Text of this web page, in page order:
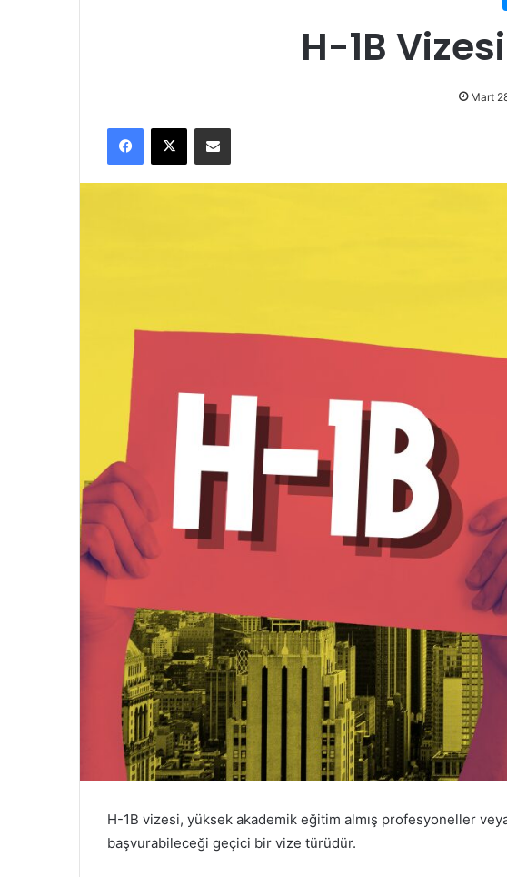
H-1B
Mart
Facebook
X E-Posta ile paylaş
H-1B vizesi, yüksek akademik eğitim almış profesyoneller
başvurabileceği geçici bir vize türüdür.